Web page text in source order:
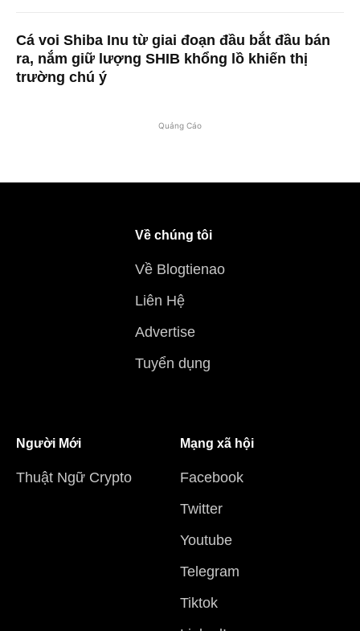
Cá voi Shiba Inu từ giai đoạn đầu bắt đầu bán
ra, nắm giữ lượng SHIB khổng lồ khiến thị
trường chú ý
Quảng Cáo
Về chúng tôi
Về Blogtienao
Liên Hệ
Advertise
Tuyển dụng
Người Mới
Thuật Ngữ Crypto
Mạng xã hội
Facebook
Twitter
Youtube
Telegram
Tiktok